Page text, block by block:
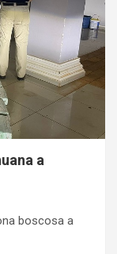
a
boscosa a